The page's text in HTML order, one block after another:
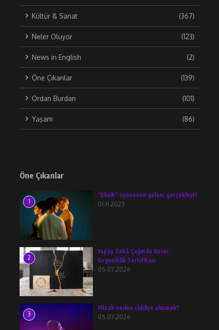
Kültür & Sanat (367)
Neler Oluyor (123)
News in English (2)
Öne Çıkanlar (139)
Ordan Burdan (101)
Yaşam (86)
Öne Çıkanlar
1
“Eksik” oyununun galası, gerçekleşti
01.11.2023
2
Yapay Zekâ Çağında Kusur,
Organiklik Sertifikası
05.07.2026
3
Mizah neden ciddiye alınmalı?
05.07.2026